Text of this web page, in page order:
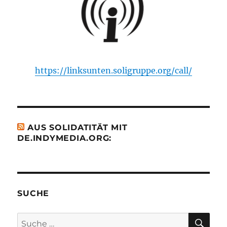
https://linksunten.soligruppe.org/call/
AUS SOLIDATITÄT MIT
DE.INDYMEDIA.ORG:
SUCHE
Suche